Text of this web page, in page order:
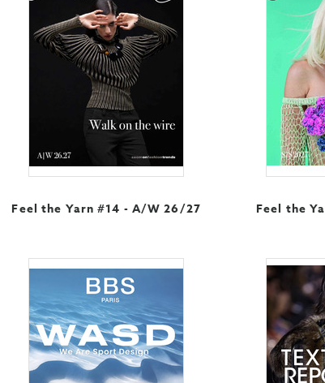
Feel the Yarn #14 - A/W 26/27 Feel the